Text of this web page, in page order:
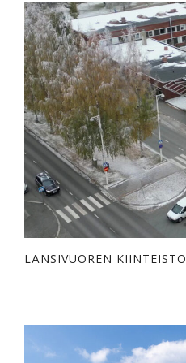
LÄNSIVUOREN KIINTEISTÖ